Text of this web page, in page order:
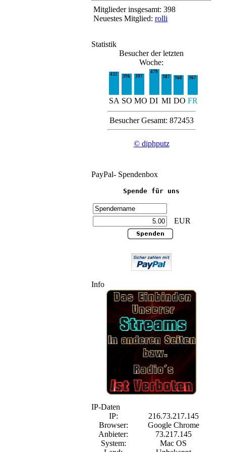
Mitglieder insgesamt: 398
Neuestes Mitglied: rolli
Statistik
Besucher der letzten
Woche:
432 396 397
479
387
368 367
SA SO MO DI MI DO FR
Besucher Gesamt: 872453
© diphputz
PayPal- Spendenbox
Spende für uns
EUR
Info
IP-Daten
IP:
216.73.217.145
Browser:
Google Chrome
Anbieter:
73.217.145
System:
Mac OS